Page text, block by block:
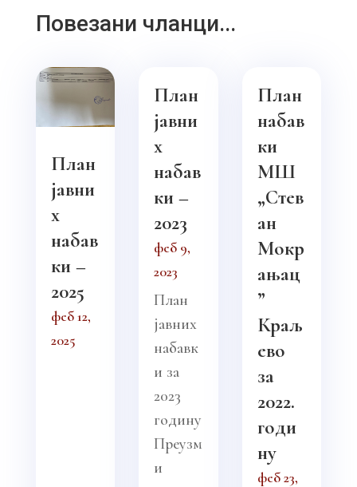
Повезани чланци...
План
јавни
х
набав
ки –
2025
феб 12,
2025
План
јавни
х
набав
ки –
2023
феб 9,
2023
План
јавних
набавк
и за
2023
годину
Преузм
и
План
набав
ки
МШ
„Стев
ан
Мокр
ањац
”
Краљ
ево
за
2022.
годи
ну
феб 23,